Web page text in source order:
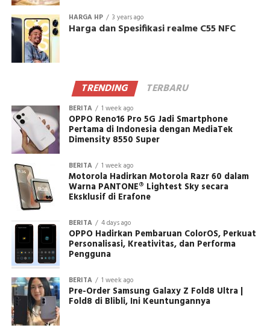
HARGA HP 3 years ago
Harga dan Spesifikasi realme C55 NFC
TRENDING TERBARU
BERITA 1 week ago
OPPO Reno16 Pro 5G Jadi Smartphone
Pertama di Indonesia dengan MediaTek
Dimensity 8550 Super
BERITA 1 week ago
Motorola Hadirkan Motorola Razr 60 dalam
Warna PANTONE® Lightest Sky secara
Eksklusif di Erafone
BERITA 4 days ago
OPPO Hadirkan Pembaruan ColorOS, Perkuat
Personalisasi, Kreativitas, dan Performa
Pengguna
BERITA 1 week ago
Pre-Order Samsung Galaxy Z Fold8 Ultra |
Fold8 di Blibli, Ini Keuntungannya